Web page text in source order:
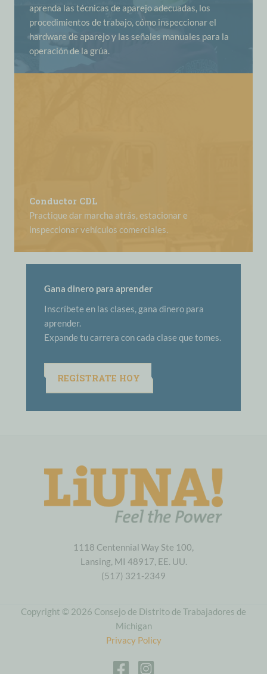
aprenda las técnicas de aparejo adecuadas, los
procedimientos de trabajo, cómo inspeccionar el
hardware de aparejo y las señales manuales para la
operación de la grúa.
Conductor CDL
Practique dar marcha atrás, estacionar e
inspeccionar vehículos comerciales.
Gana dinero para aprender
Inscríbete en las clases, gana dinero para
aprender.
Expande tu carrera con cada clase que tomes.
REGÍSTRATE HOY
1118 Centennial Way Ste 100,
Lansing, MI 48917, EE. UU.
(517) 321-2349
Copyright © 2026 Consejo de Distrito de Trabajadores de
Michigan
Privacy Policy